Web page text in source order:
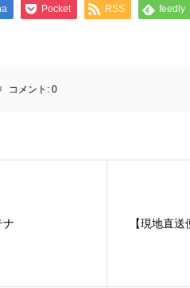
Pocket RSS feedly
コメント: 0
ナ 【現地直